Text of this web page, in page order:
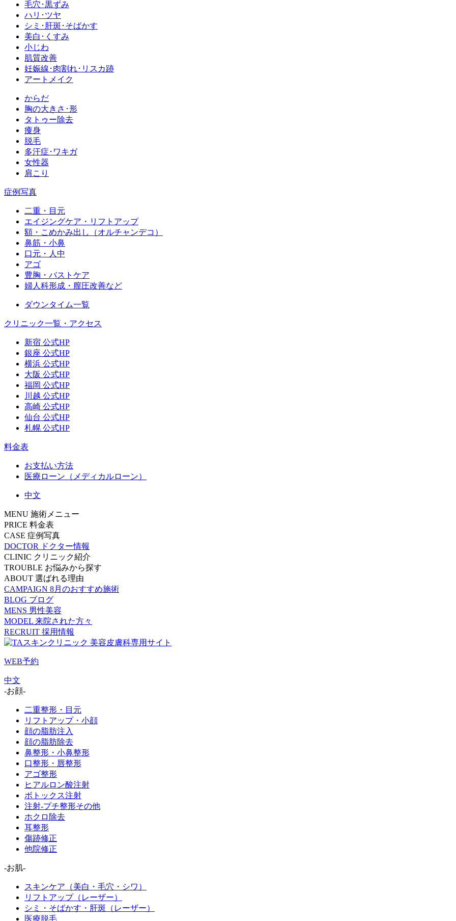
毛穴･黒ずみ
ハリ･ツヤ
シミ･肝斑･そばかす
美白･くすみ
小じわ
肌質改善
妊娠線･肉割れ･リスカ跡
アートメイク
からだ
胸の大きさ･形
タトゥー除去
痩身
脱毛
多汗症･ワキガ
女性器
肩こり
症例写真
二重・目元
エイジングケア・リフトアップ
額・こめかみ出し（オルチャンデコ）
鼻筋・小鼻
口元・人中
アゴ
豊胸・バストケア
婦人科形成・膣圧改善など
ダウンタイム一覧
クリニック一覧・アクセス
新宿 公式HP
銀座 公式HP
横浜 公式HP
大阪 公式HP
福岡 公式HP
川越 公式HP
高崎 公式HP
仙台 公式HP
札幌 公式HP
料金表
お支払い方法
医療ローン（メディカルローン）
中文
MENU 施術メニュー
PRICE 料金表
CASE 症例写真
DOCTOR
ドクター情報
CLINIC クリニック紹介
TROUBLE お悩みから探す
ABOUT 選ばれる理由
CAMPAIGN 8月のおすすめ施術
BLOG ブログ
MENS 男性美容
MODEL 来院された方々
RECRUIT 採用情報
WEB予約
中文
-お顔-
二重整形・目元
リフトアップ・小顔
顔の脂肪注入
顔の脂肪除去
鼻整形・小鼻整形
口整形・唇整形
アゴ整形
ヒアルロン酸注射
ボトックス注射
注射-プチ整形その他
ホクロ除去
耳整形
傷跡修正
他院修正
-お肌-
スキンケア（美白・毛穴・シワ）
リフトアップ（レーザー）
シミ・そばかす・肝斑（レーザー）
医療脱毛